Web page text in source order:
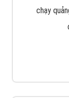
chạy